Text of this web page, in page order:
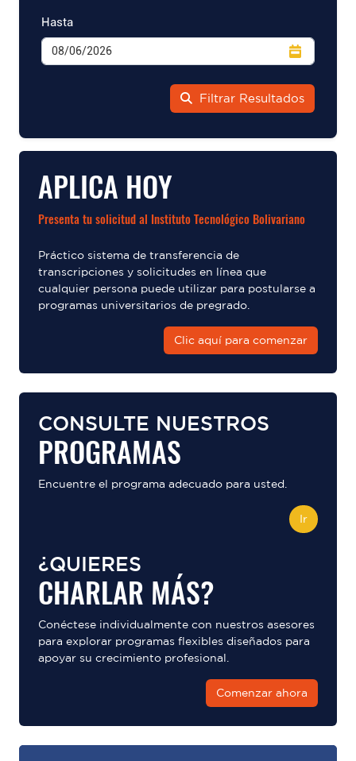
Hasta
Filtrar Resultados
APLICA HOY
Presenta tu solicitud al Instituto Tecnológico Bolivariano
Práctico sistema de transferencia de
transcripciones y solicitudes en línea que
cualquier persona puede utilizar para postularse a
programas universitarios de pregrado.
Clic aquí para comenzar
CONSULTE NUESTROS
PROGRAMAS
Encuentre el programa adecuado para usted.
Ir
¿QUIERES
CHARLAR MÁS?
Conéctese individualmente con nuestros asesores
para explorar programas flexibles diseñados para
apoyar su crecimiento profesional.
Comenzar ahora